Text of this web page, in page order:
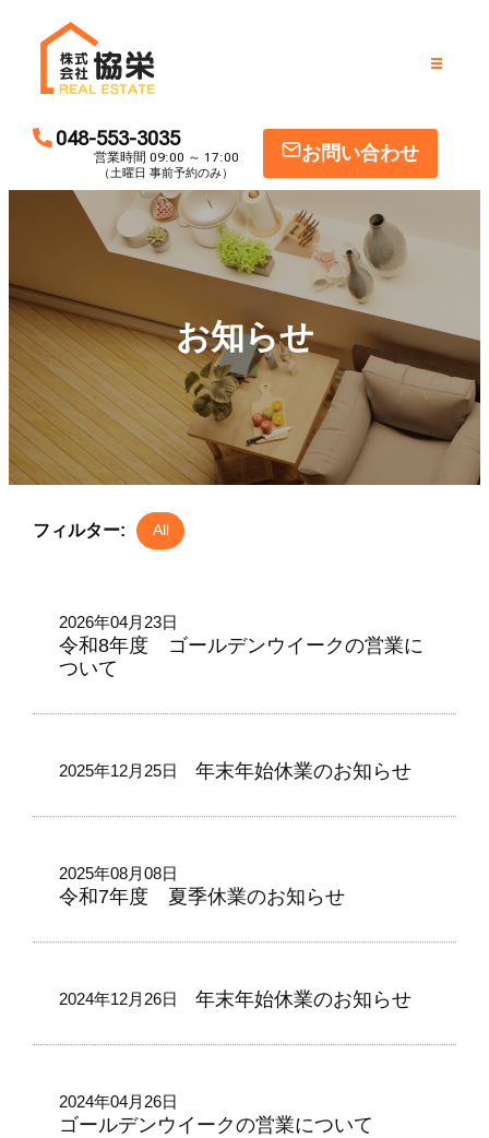
プ
物件を売りたい
物件を貸したい
会社案内
048-553-3035
営業時間 09:00 ～ 17:00
（土曜日 事前予約のみ）
お問い合わせ
お知らせ
フィルター: All
2026年04月23日
令和8年度 ゴールデンウイークの営業に
ついて
2025年12月25日 年末年始休業のお知らせ
2025年08月08日
令和7年度 夏季休業のお知らせ
2024年12月26日 年末年始休業のお知らせ
2024年04月26日
ゴールデンウイークの営業について